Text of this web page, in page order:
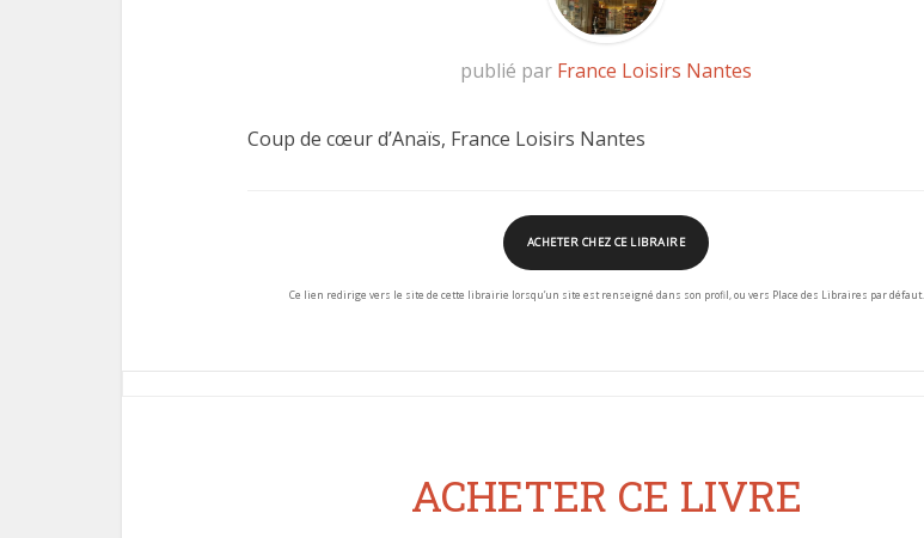
publié par France Loisirs Nantes
Coup de cœur d’Anaïs, France Loisirs Nantes
ACHETER CHEZ CE LIBRAIRE
Ce lien redirige vers le site de cette librairie lorsqu’un site est renseigné dans son profil, ou vers Place des Libraires par défaut.
ACHETER CE LIVRE